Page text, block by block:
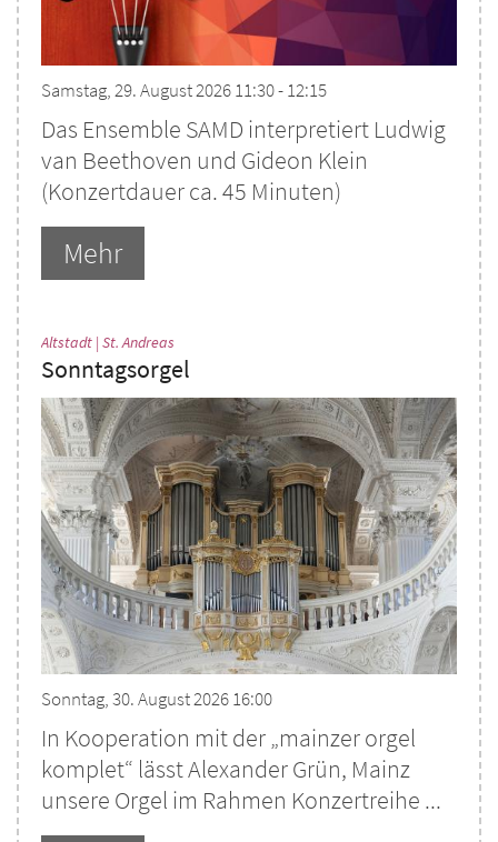
Samstag, 29. August 2026 11:30 - 12:15
Das Ensemble SAMD interpretiert Ludwig
van Beethoven und Gideon Klein
(Konzertdauer ca. 45 Minuten)
Mehr
Altstadt | St. Andreas
Sonntagsorgel
Sonntag, 30. August 2026 16:00
In Kooperation mit der „mainzer orgel
komplet“ lässt Alexander Grün, Mainz
unsere Orgel im Rahmen Konzertreihe ...